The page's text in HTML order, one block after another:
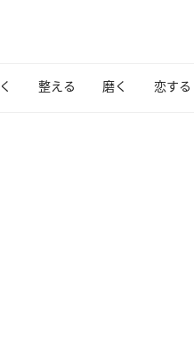
整える 磨く 恋する